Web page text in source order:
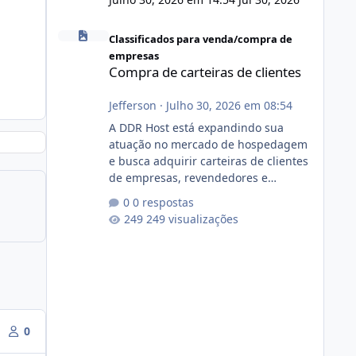
0
Compra de carteiras de clientes
Classificados para venda/compra de
empresas
Compra de carteiras de clientes
Jefferson · Julho 30, 2026 em 08:54
A DDR Host está expandindo sua
atuação no mercado de hospedagem
e busca adquirir carteiras de clientes
de empresas, revendedores e
suas atividades ou reduzir sua
operação. Se você possui clientes
0 respostas
249 visualizações